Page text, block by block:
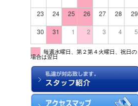
23 24 25 26 27 28 29
30 31 1 2 3 4 5
毎週水曜日、第２第４火曜日、祝日の
場合は翌日